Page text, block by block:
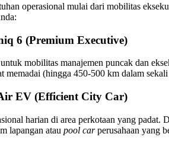
operasional mulai dari mobilitas
6 (Premium Executive)
mobilitas manajemen puncak dan
memadai (hingga 450-500 km dalam
EV (Efficient City Car)
harian di area perkotaan yang padat.
lapangan atau pool carperusahaan yang